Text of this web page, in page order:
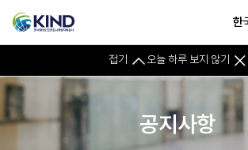
접기 오늘 하루 보지 않기
한
공지사항